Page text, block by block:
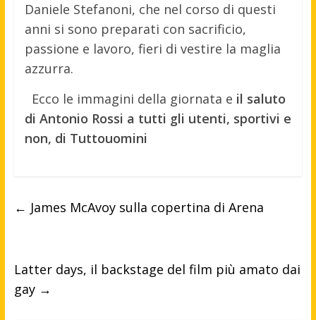
Daniele Stefanoni, che nel corso di questi
anni si sono preparati con sacrificio,
passione e lavoro, fieri di vestire la maglia
azzurra.
Ecco le immagini della giornata e il saluto
di Antonio Rossi a tutti gli utenti, sportivi e
non, di Tuttouomini
← James McAvoy sulla copertina di Arena
Latter days, il backstage del film più amato dai
gay →